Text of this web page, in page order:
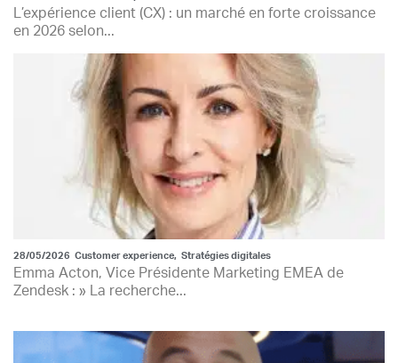
L’expérience client (CX) : un marché en forte croissance
en 2026 selon...
28/05/2026 Customer experience, Stratégies digitales
Emma Acton, Vice Présidente Marketing EMEA de
Zendesk : » La recherche...